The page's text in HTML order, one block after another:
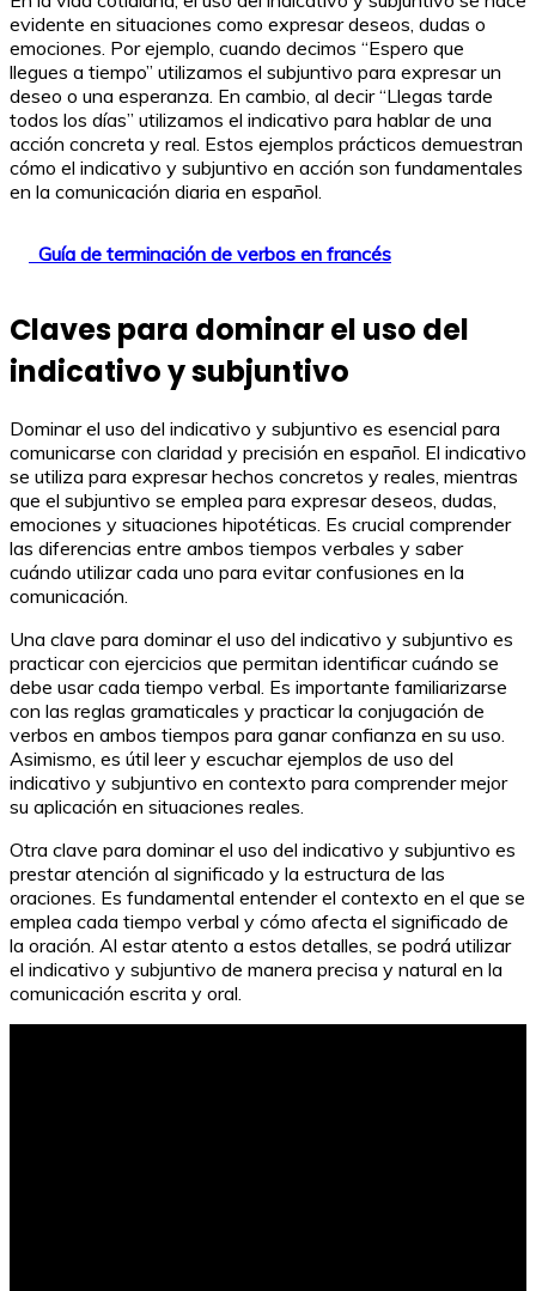
evidente en situaciones como expresar deseos, dudas o
emociones. Por ejemplo, cuando decimos “Espero que
llegues a tiempo” utilizamos el subjuntivo para expresar un
deseo o una esperanza. En cambio, al decir “Llegas tarde
todos los días” utilizamos el indicativo para hablar de una
acción concreta y real. Estos ejemplos prácticos demuestran
cómo el indicativo y subjuntivo en acción son fundamentales
en la comunicación diaria en español.
Guía de terminación de verbos en francés
Claves para dominar el uso del
indicativo y subjuntivo
Dominar el uso del indicativo y subjuntivo es esencial para
comunicarse con claridad y precisión en español. El indicativo
se utiliza para expresar hechos concretos y reales, mientras
que el subjuntivo se emplea para expresar deseos, dudas,
emociones y situaciones hipotéticas. Es crucial comprender
las diferencias entre ambos tiempos verbales y saber
cuándo utilizar cada uno para evitar confusiones en la
comunicación.
Una clave para dominar el uso del indicativo y subjuntivo es
practicar con ejercicios que permitan identificar cuándo se
debe usar cada tiempo verbal. Es importante familiarizarse
con las reglas gramaticales y practicar la conjugación de
verbos en ambos tiempos para ganar confianza en su uso.
Asimismo, es útil leer y escuchar ejemplos de uso del
indicativo y subjuntivo en contexto para comprender mejor
su aplicación en situaciones reales.
Otra clave para dominar el uso del indicativo y subjuntivo es
prestar atención al significado y la estructura de las
oraciones. Es fundamental entender el contexto en el que se
emplea cada tiempo verbal y cómo afecta el significado de
la oración. Al estar atento a estos detalles, se podrá utilizar
el indicativo y subjuntivo de manera precisa y natural en la
comunicación escrita y oral.